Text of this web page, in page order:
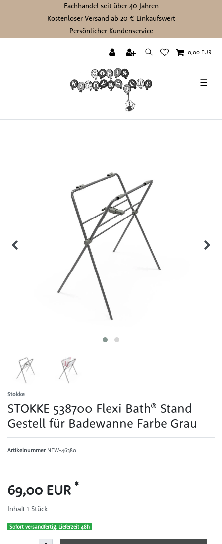
Fachhandel seit über 40 Jahren
Kostenloser Versand ab 20 € Einkaufswert
Persönlicher Kundenservice
0,00 EUR
☰
Stokke
STOKKE 538700 Flexi Bath® Stand
Gestell für Badewanne Farbe Grau
Artikelnummer NEW-46380
69,00 EUR *
Inhalt 1 Stück
Sofort versandfertig, Lieferzeit 48h